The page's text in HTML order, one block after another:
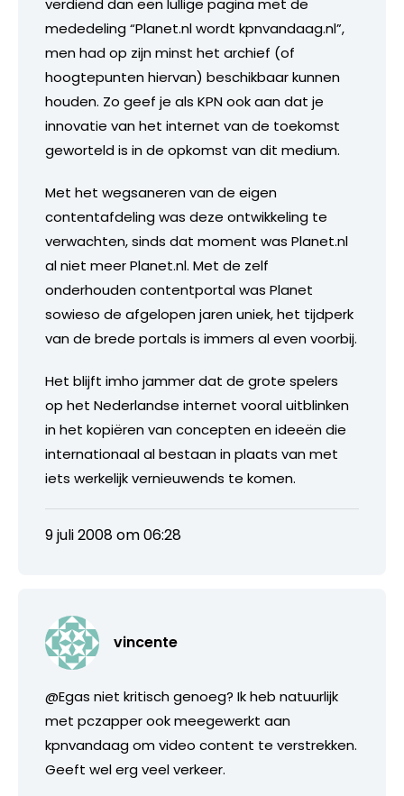
mededeling “Planet.nl wordt kpnvandaag.nl”,
men had op zijn minst het archief (of
hoogtepunten hiervan) beschikbaar kunnen
houden. Zo geef je als KPN ook aan dat je
innovatie van het internet van de toekomst
geworteld is in de opkomst van dit medium.
Met het wegsaneren van de eigen
contentafdeling was deze ontwikkeling te
verwachten, sinds dat moment was Planet.nl
al niet meer Planet.nl. Met de zelf
onderhouden contentportal was Planet
sowieso de afgelopen jaren uniek, het tijdperk
van de brede portals is immers al even voorbij.
Het blijft imho jammer dat de grote spelers
op het Nederlandse internet vooral uitblinken
in het kopiëren van concepten en ideeën die
internationaal al bestaan in plaats van met
iets werkelijk vernieuwends te komen.
9 juli 2008 om 06:28
vincente
@Egas niet kritisch genoeg? Ik heb natuurlijk
met pczapper ook meegewerkt aan
kpnvandaag om video content te verstrekken.
Geeft wel erg veel verkeer.